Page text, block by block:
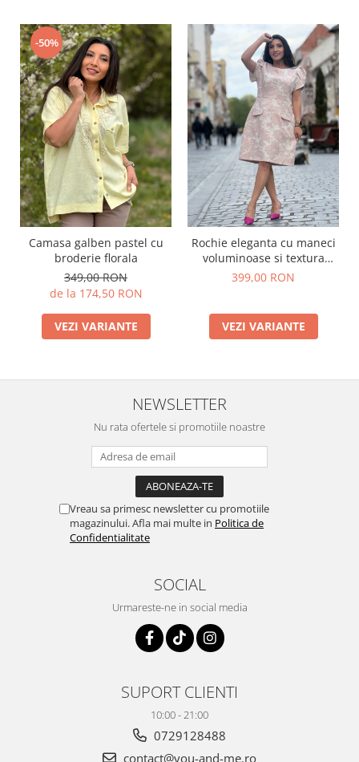
-50%
Camasa galben pastel cu
broderie florala
349,00 RON
de la 174,50 RON
VEZI VARIANTE
Rochie eleganta cu maneci
voluminoase si textura
florala
399,00 RON
VEZI VARIANTE
NEWSLETTER
Nu rata ofertele si promotiile noastre
Vreau sa primesc newsletter cu promotiile
magazinului. Afla mai multe in Politica de
Confidentialitate
SOCIAL
Urmareste-ne in social media
SUPORT CLIENTI
10:00 - 21:00
0729128488
contact@you-and-me.ro